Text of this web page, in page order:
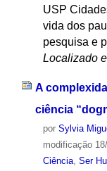
USP
vida dos
pesquisa e
Localizado
A
ciência
por Sylvia
modificação
Ciência, Ser